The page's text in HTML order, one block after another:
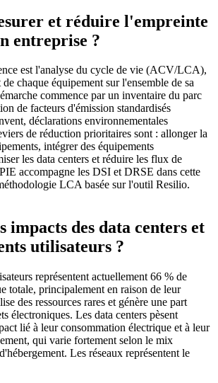
et réduire l'empreinte
entreprise ?
est l'analyse du cycle de vie (ACV/LCA),
chaque équipement sur l'ensemble de sa
commence par un inventaire du parc
de facteurs d'émission standardisés
déclarations environnementales
de réduction prioritaires sont : allonger la
intégrer des équipements
les data centers et réduire les flux de
accompagne les DSI et DRSE dans cette
LCA basée sur l'outil Resilio.
impacts des data centers et
utilisateurs ?
représentent actuellement 66 % de
totale, principalement en raison de leur
des ressources rares et génère une part
électroniques. Les data centers pèsent
lié à leur consommation électrique et à leur
qui varie fortement selon le mix
Les réseaux représentent le